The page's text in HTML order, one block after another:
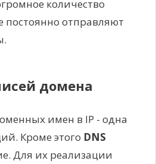
количество
постоянно отправляют
домена
имен в IP - одна
Кроме этого DNS
Для их реализации